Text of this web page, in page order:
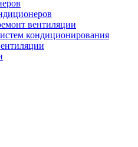
вентиляции
кондиционирования